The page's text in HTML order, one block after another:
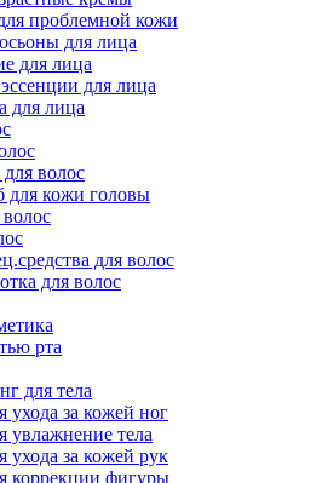
проблемной кожи
для лица
для лица
для лица
для лица
волос
для кожи головы
для волос
для волос
рта
для тела
ухода за кожей ног
увлажнение тела
ухода за кожей рук
коррекции фигуры